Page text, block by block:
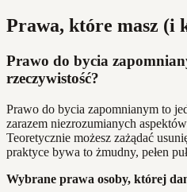
Prawa, które masz (i
Prawo do bycia
rzeczywistość?
Prawo do bycia zapomnianym to
zarazem niezrozumianych
Teoretycznie możesz zażądać
praktyce bywa to żmudny, pełen
Wybrane prawa osoby, której